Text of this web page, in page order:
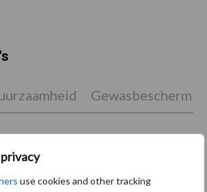
use cookies and other tracking
Graan oogsten